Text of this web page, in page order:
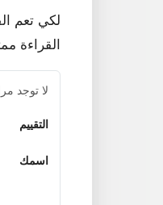
لكي تعم
القراءة
لا توجد
التقييم
اسمك